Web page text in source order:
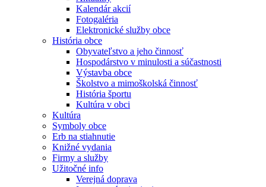
Kalendár akcií
Fotogaléria
Elektronické služby obce
História obce
Obyvateľstvo a jeho činnosť
Hospodárstvo v minulosti a súčastnosti
Výstavba obce
Školstvo a mimoškolská činnosť
História športu
Kultúra v obci
Kultúra
Symboly obce
Erb na stiahnutie
Knižné vydania
Firmy a služby
Užitočné info
Verejná doprava